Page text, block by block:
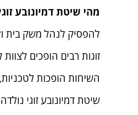
מהי שיטת דמיונובע
להפסיק לנהל משק בית
זוגות רבים הופכים
השיחות הופכות
שיטת דמיונובע זוגי